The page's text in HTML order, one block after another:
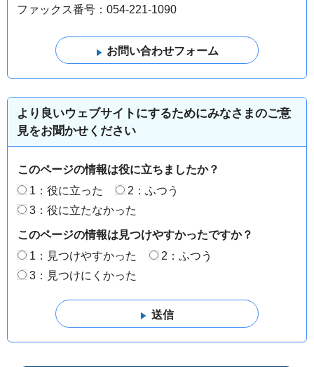
ファックス番号：054-221-1090
より良いウェブサイトにするためにみなさまのご意
見をお聞かせください
このページの情報は役に立ちましたか？
1：役に立った
2：ふつう
3：役に立たなかった
このページの情報は見つけやすかったですか？
1：見つけやすかった
2：ふつう
3：見つけにくかった